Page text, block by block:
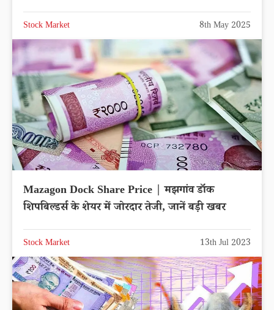
Stock Market 8th May 2025
Mazagon Dock Share Price | मझगांव डॉक
शिपबिल्डर्स के शेयर में जोरदार तेजी, जानें बड़ी खबर
Stock Market 13th Jul 2023